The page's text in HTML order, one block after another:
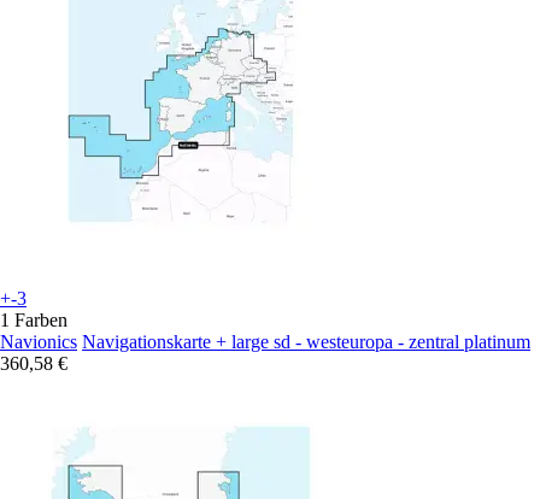
+-3
1 Farben
Navionics Navigationskarte + large sd - westeuropa - zentral platinum
360,58 €